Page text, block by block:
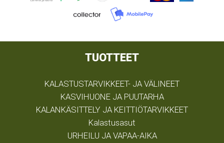
TUOTTEET
KALASTUSTARVIKKEET- JA VÄLINEET
KASVIHUONE JA PUUTARHA
KALANKÄSITTELY JA KEITTIÖTARVIKKEET
Kalastusasut
URHEILU JA VAPAA-AIKA